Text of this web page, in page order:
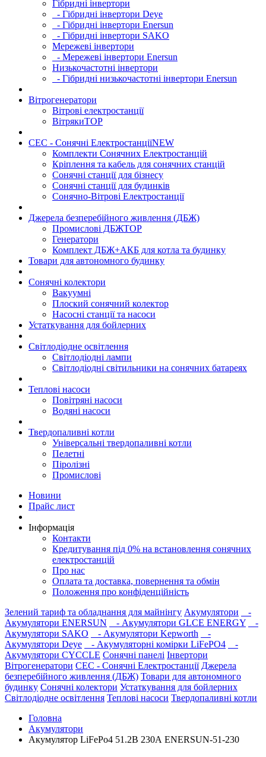
Гібридні інвертори
- Гібридні інвертори Deye
- Гібридні інвертори Enersun
- Гібридні інвертори SAKO
Мережеві інвертори
- Мережеві інвертори Enersun
Низькочастотні інвертори
- Гібридні низькочастотні інвертори Enersun
Вітрогенератори
Вітрові електростанції
ВітрякиTOP
СЕС - Сонячні ЕлектростанціїNEW
Комплекти Сонячних Електростанцій
Кріплення та кабель для сонячних станцій
Сонячні станції для бізнесу
Сонячні станції для будинків
Сонячно-Вітрові Електростанції
Джерела безперебійного живлення (ДБЖ)
Промислові ДБЖTOP
Генератори
Комплект ДБЖ+АКБ для котла та будинку
Товари для автономного будинку
Сонячні колектори
Вакуумні
Плоский сонячний колектор
Насосні станції та насоси
Устаткування для бойлерних
Світлодіодне освітлення
Світлодіодні лампи
Світлодіодні світильники на сонячних батареях
Теплові насоси
Повітряні насоси
Водяні насоси
Твердопаливні котли
Універсальні твердопаливні котли
Пелетні
Піролізні
Промислові
Новини
Прайс лист
Інформація
Контакти
Кредитування під 0% на встановлення сонячних
електростанцій
Про нас
Оплата та доставка, повернення та обмін
Положення про конфіденційність
Зелений тариф та обладнання для майнінгу Акумулятори
-
Акумулятори ENERSUN
- Акумулятори GLCE ENERGY
-
Акумулятори SAKO
- Акумулятори Kepworth
-
Акумулятори Deye
- Акумуляторні комірки LiFePO4
-
Акумулятори CYCCLE Сонячні панелі Інвертори
Вітрогенератори СЕС - Сонячні Електростанції Джерела
безперебійного живлення (ДБЖ) Товари для автономного
будинку Сонячні колектори Устаткування для бойлерних
Світлодіодне освітлення Теплові насоси Твердопаливні котли
Головна
Акумулятори
Акумулятор LiFePo4 51.2В 230А ENERSUN-51-230